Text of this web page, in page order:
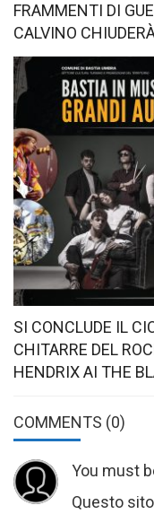
FRAMMENTI DI
CALVINO
SI CONCLUDE IL
CHITARRE DEL
HENDRIX AI THE
COMMENTS (0)
You must
Questo